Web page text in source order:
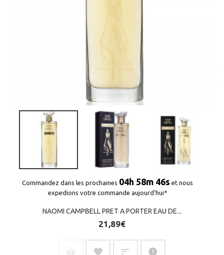
Commandez dans les prochaines 04h 58m 46s et nous
expedions votre commande aujourd'hui*
NAOMI CAMPBELL PRET A PORTER EAU DE...
21,89€